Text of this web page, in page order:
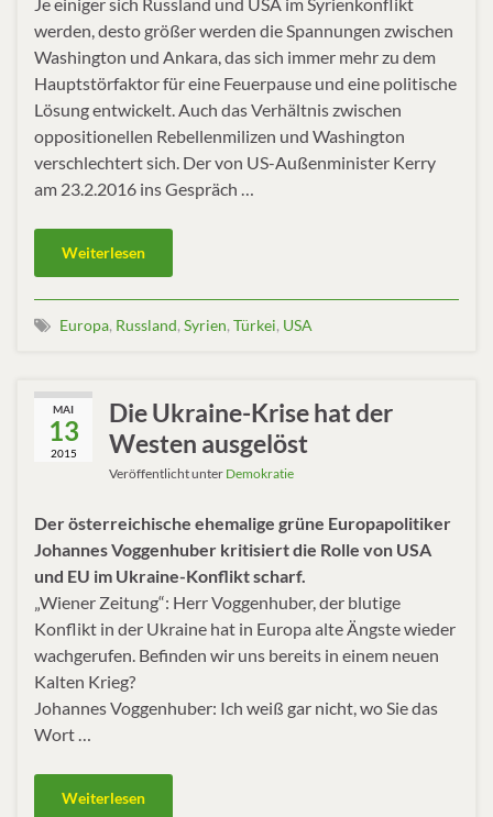
werden, desto größer werden die Spannungen zwischen
Washington und Ankara, das sich immer mehr zu dem
Hauptstörfaktor für eine Feuerpause und eine politische
Lösung entwickelt. Auch das Verhältnis zwischen
oppositionellen Rebellenmilizen und Washington
verschlechtert sich. Der von US-Außenminister Kerry
am 23.2.2016 ins Gespräch …
Weiterlesen
Europa, Russland, Syrien, Türkei, USA
MAI
13
2015
Die Ukraine-Krise hat der
Westen ausgelöst
Veröffentlicht unter Demokratie
Der österreichische ehemalige grüne Europapolitiker
Johannes Voggenhuber kritisiert die Rolle von USA
und EU im Ukraine-Konflikt scharf.
„Wiener Zeitung“: Herr Voggenhuber, der blutige
Konflikt in der Ukraine hat in Europa alte Ängste wieder
wachgerufen. Befinden wir uns bereits in einem neuen
Kalten Krieg?
Johannes Voggenhuber: Ich weiß gar nicht, wo Sie das
Wort …
Weiterlesen